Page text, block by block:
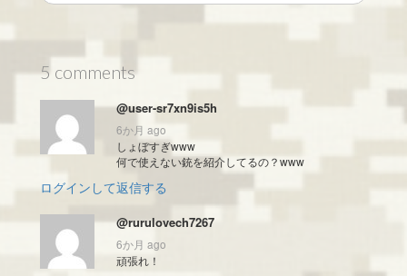
5 comments
@user-sr7xn9is5h
6か月 ago
しょぼすぎwww
何で使えない銃を紹介してるの？www
ログインして返信する
@rurulovech7267
6か月 ago
頑張れ！